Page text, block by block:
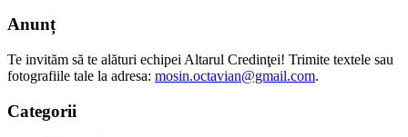
Anunț
Te invităm să te alături echipei Altarul Credinţei! Trimite textele sau
fotografiile tale la adresa: mosin.octavian@gmail.com.
Categorii